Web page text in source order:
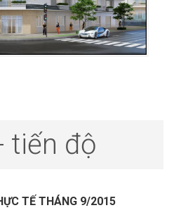
tiến độ
TẾ THÁNG 9/2015